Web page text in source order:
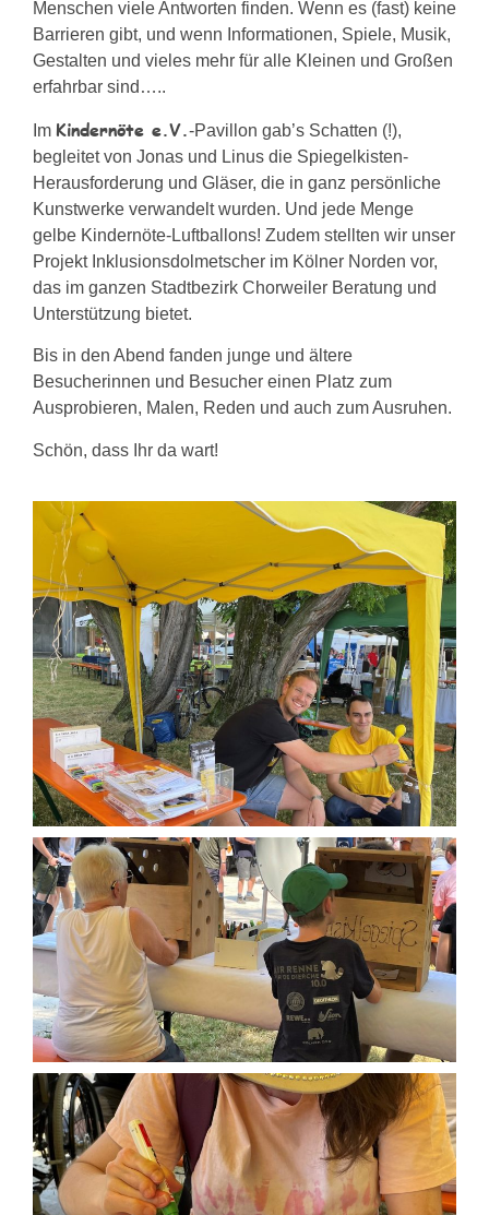
Menschen viele Antworten finden. Wenn es (fast) keine
Barrieren gibt, und wenn Informationen, Spiele, Musik,
Gestalten und vieles mehr für alle Kleinen und Großen
erfahrbar sind…..
Im Kindernöte e.V.-Pavillon gab’s Schatten (!),
begleitet von Jonas und Linus die Spiegelkisten-
Herausforderung und Gläser, die in ganz persönliche
Kunstwerke verwandelt wurden. Und jede Menge
gelbe Kindernöte-Luftballons! Zudem stellten wir unser
Projekt Inklusionsdolmetscher im Kölner Norden vor,
das im ganzen Stadtbezirk Chorweiler Beratung und
Unterstützung bietet.
Bis in den Abend fanden junge und ältere
Besucherinnen und Besucher einen Platz zum
Ausprobieren, Malen, Reden und auch zum Ausruhen.
Schön, dass Ihr da wart!